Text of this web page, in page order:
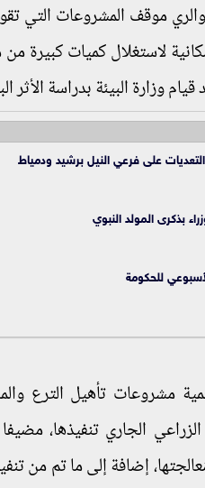
موقف المشروعات التي
لاستغلال كميات كبيرة
وزارة البيئة بدراسة الأثر
على فرعي النيل برشيد ودمياط
بذكرى المولد النبوي
للحكومة
مشروعات تأهيل الترع
الجاري تنفيذها،
إضافة إلى ما تم من